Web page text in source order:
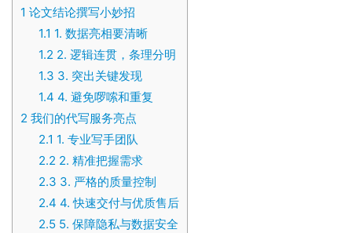
1 论文结论撰写小妙招
1.1 1. 数据亮相要清晰
1.2 2. 逻辑连贯，条理分明
1.3 3. 突出关键发现
1.4 4. 避免啰嗦和重复
2 我们的代写服务亮点
2.1 1. 专业写手团队
2.2 2. 精准把握需求
2.3 3. 严格的质量控制
2.4 4. 快速交付与优质售后
2.55. 保障隐私与数据安全